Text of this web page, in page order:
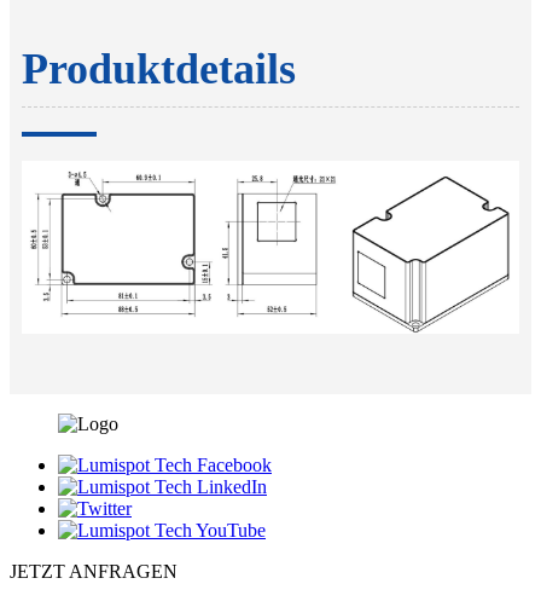
Produktdetails
JETZT ANFRAGEN